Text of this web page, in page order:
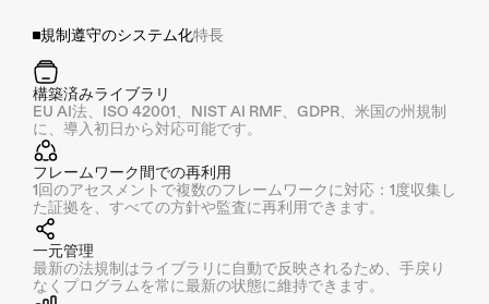
規制遵守のシステム化特長
構築済みライブラリ
EU AI法、ISO 42001、NIST AI RMF、GDPR、米国の州規制
に、導入初日から対応可能です。
フレームワーク間での再利用
1回のアセスメントで複数のフレームワークに対応：1度収集し
た証拠を、すべての方針や監査に再利用できます。
一元管理
最新の法規制はライブラリに自動で反映されるため、手戻り
なくプログラムを常に最新の状態に維持できます。